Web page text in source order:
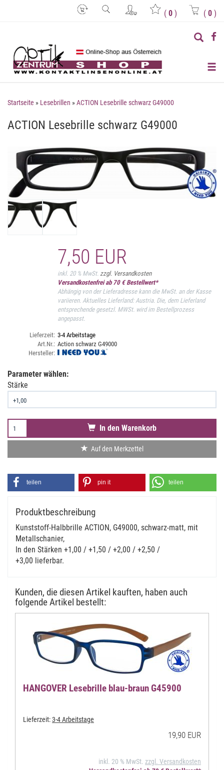
( 0 ) ( 0 )
Startseite » Lesebrillen »ACTION Lesebrille schwarz G49000
ACTION Lesebrille schwarz G49000
7,50 EUR
inkl. 20 % MwSt. zzgl. Versandkosten
Versandkostenfrei ab 70 € Bestellwert*
Abhängig von der Lieferadresse kann die MwSt. an der Kasse
variieren. Aktuelles Lieferland: Austria. Die, dem Lieferland
entsprechende gesetzl. MWSt. wird im Bestellprozess
angepasst.
Lieferzeit: 3-4 Arbeitstage
Art.Nr.: Action schwarz G49000
Hersteller:
Parameter wählen:
Stärke
In den Warenkorb
Auf den Merkzettel
teilen pin it teilen
Produktbeschreibung
Kunststoff-Halbbrille ACTION, G49000, schwarz-matt, mit
Metallschanier,
In den Stärken +1,00 / +1,50 / +2,00 / +2,50 /
+3,00 lieferbar.
Kunden, die diesen Artikel kauften, haben auch
folgende Artikel bestellt:
HANGOVER Lesebrille blau-braun G45900
Lieferzeit:3-4 Arbeitstage
19,90 EUR
inkl. 20 % MwSt. zzgl. Versandkosten